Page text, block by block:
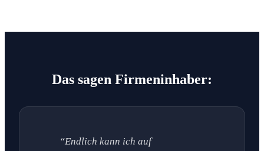
Das sagen Firmeninhaber:
“Endlich kann ich auf